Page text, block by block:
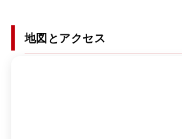
地図とアクセス